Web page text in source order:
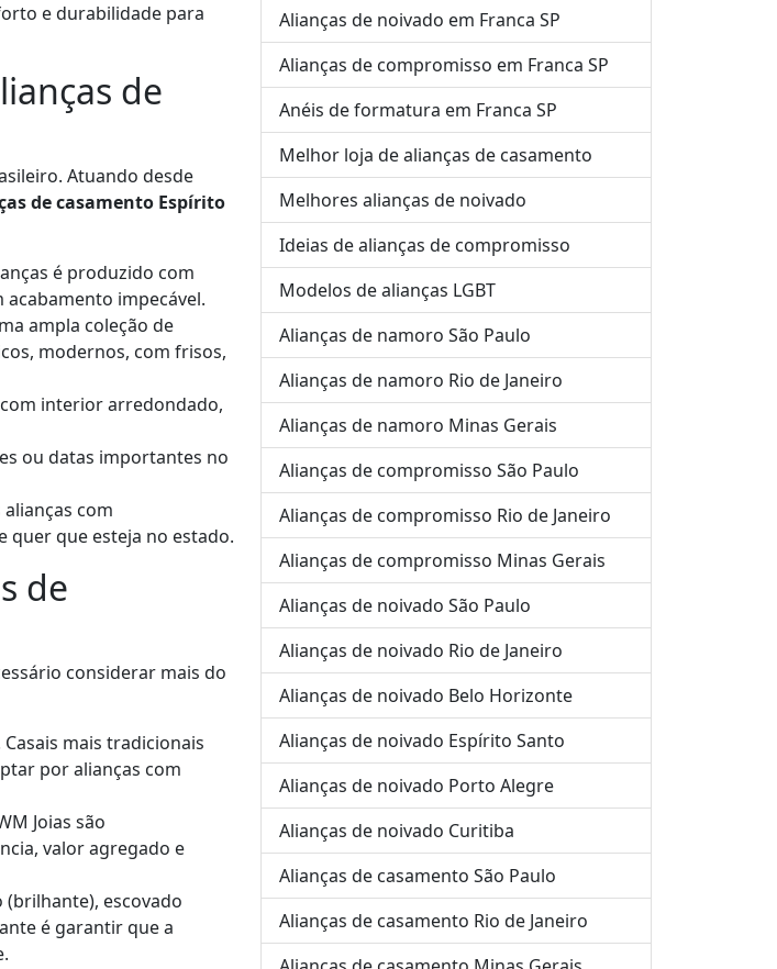
e durabilidade para
de
Atuando desde
de casamento Espírito
é produzido com
impecável.
ampla coleção de
modernos, com frisos,
interior arredondado,
ou datas importantes no
alianças com
quer que esteja no estado.
de
considerar mais do
mais tradicionais
por alianças com
Joias são
valor agregado e
escovado
é garantir que a
Alianças de noivado em Franca SP
Alianças de compromisso em Franca SP
Anéis de formatura em Franca SP
Melhor loja de alianças de casamento
Melhores alianças de noivado
Ideias de alianças de compromisso
Modelos de alianças LGBT
Alianças de namoro São Paulo
Alianças de namoro Rio de Janeiro
Alianças de namoro Minas Gerais
Alianças de compromisso São Paulo
Alianças de compromisso Rio de Janeiro
Alianças de compromisso Minas Gerais
Alianças de noivado São Paulo
Alianças de noivado Rio de Janeiro
Alianças de noivado Belo Horizonte
Alianças de noivado Espírito Santo
Alianças de noivado Porto Alegre
Alianças de noivado Curitiba
Alianças de casamento São Paulo
Alianças de casamento Rio de Janeiro